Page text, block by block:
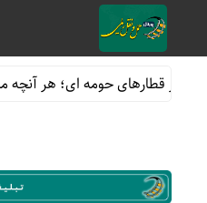
از قطارهای حومه ای؛ هر آنچه